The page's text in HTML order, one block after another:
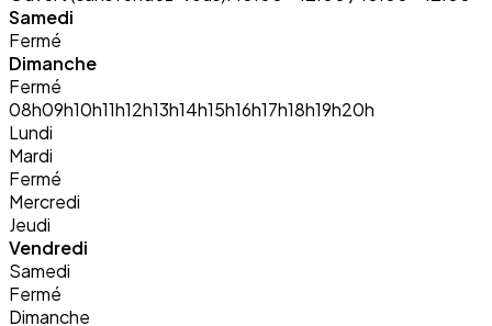
Samedi
Fermé
Dimanche
Fermé
08h09h10h11h12h13h14h15h16h17h18h19h20h
Lundi
Mardi
Fermé
Mercredi
Jeudi
Vendredi
Samedi
Fermé
Dimanche